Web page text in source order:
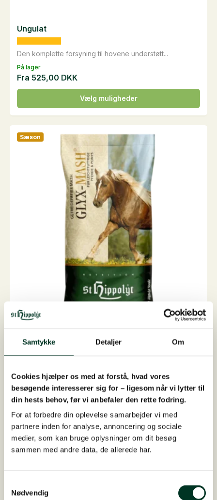
Samtykke Detaljer Om
Cookies hjælper os med at forstå, hvad vores
besøgende interesserer sig for – ligesom når vi lytter til
din hests behov, før vi anbefaler den rette fodring.
For at forbedre din oplevelse samarbejder vi med
partnere inden for analyse, annoncering og sociale
medier, som kan bruge oplysninger om dit besøg
sammen med andre data, de allerede har.
Nødvendig
På lager
Den komplette forsyning til hovene understøtt...
Ungulat
Fra 525,00 DKK
Vælg muligheder
Dette
vare
har
flere
varianter.
Mulighederne
Sæson
Glyx-Mash
Vælg muligheder
Dette
vare
har
flere
varianter.
Mulighederne
kan